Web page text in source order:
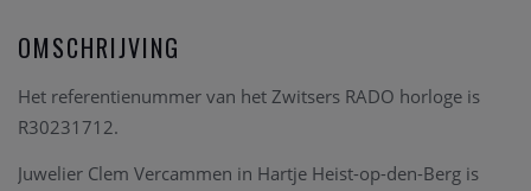
OMSCHRIJVING
Het referentienummer van het Zwitsers RADO horloge is
R30231712.
Juwelier Clem Vercammen in Hartje Heist-op-den-Berg is